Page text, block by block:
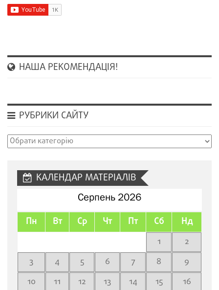
НАША РЕКОМЕНДАЦІЯ!
РУБРИКИ САЙТУ
Рубрики
КАЛЕНДАР МАТЕРІАЛІВ
Серпень 2026
Пн Вт Ср Чт Пт Сб Нд
1
2
3
4 5 6 7 8
9
10
11 12 13 14 15
16